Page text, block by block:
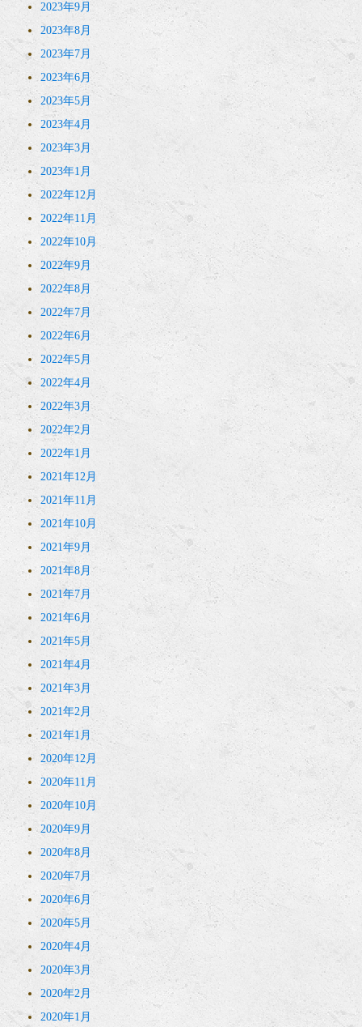
2023年9月
2023年8月
2023年7月
2023年6月
2023年5月
2023年4月
2023年3月
2023年1月
2022年12月
2022年11月
2022年10月
2022年9月
2022年8月
2022年7月
2022年6月
2022年5月
2022年4月
2022年3月
2022年2月
2022年1月
2021年12月
2021年11月
2021年10月
2021年9月
2021年8月
2021年7月
2021年6月
2021年5月
2021年4月
2021年3月
2021年2月
2021年1月
2020年12月
2020年11月
2020年10月
2020年9月
2020年8月
2020年7月
2020年6月
2020年5月
2020年4月
2020年3月
2020年2月
2020年1月